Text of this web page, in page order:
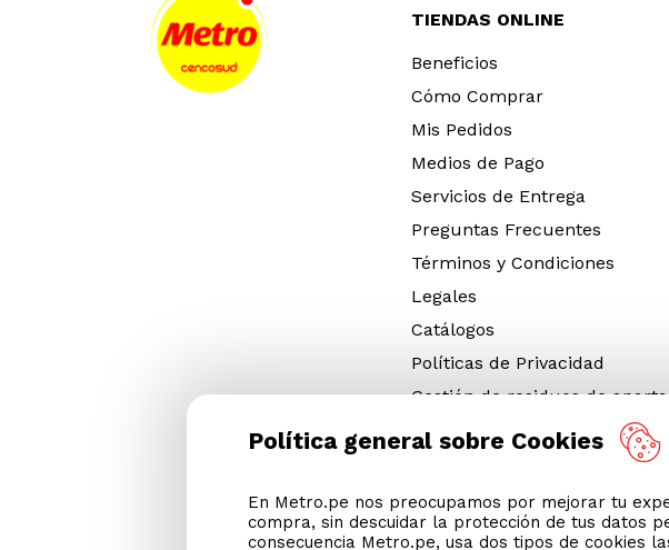
TIENDAS ONLINE
Beneficios
Cómo Comprar
Mis Pedidos
Medios de Pago
Servicios de Entrega
Preguntas Frecuentes
Términos y Condiciones
Legales
Catálogos
Políticas de Privacidad
Gestión de residuos de
Gestión de Neumáticos Fuera
Descargar App
Cyber Metro 2026
Política general sobre Cookies
En Metro.pe nos preocupamos por mejorar tu
compra, sin descuidar la protección de tus datos
consecuencia Metro.pe, usa dos tipos de cookies